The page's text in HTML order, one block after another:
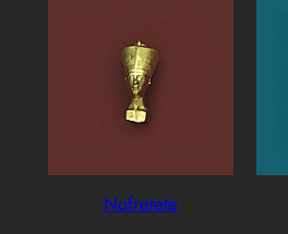
Nofretete